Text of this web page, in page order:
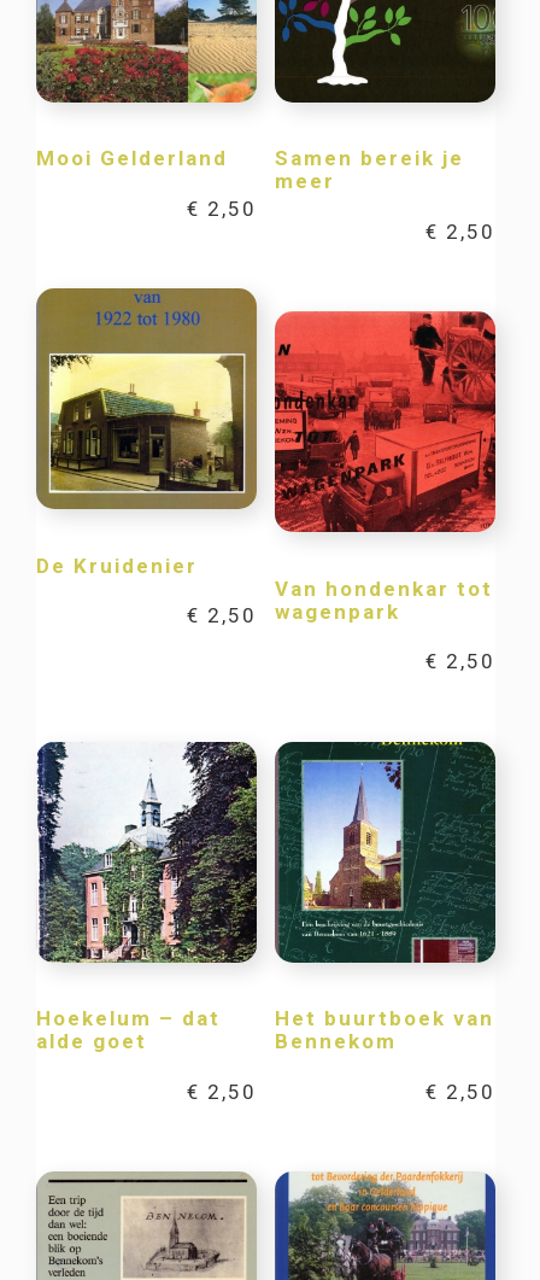
Mooi Gelderland
€ 2,50
Samen bereik je
meer
€ 2,50
De Kruidenier
€ 2,50
Van hondenkar tot
wagenpark
€ 2,50
Hoekelum – dat
alde goet
€ 2,50
Het buurtboek van
Bennekom
€ 2,50